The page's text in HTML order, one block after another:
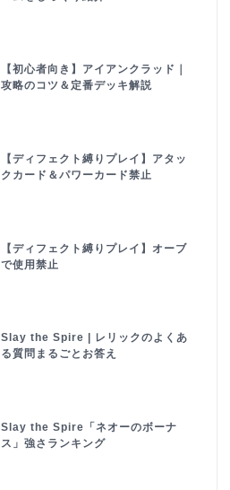
【初心者向き】アイアンクラッド｜
攻略のコツ＆定番デッキ解説
【ディフェクト縛りプレイ】アタッ
クカード＆パワーカード禁止
【ディフェクト縛りプレイ】オーブ
で使用禁止
Slay the Spire | レリックのよくあ
る質問まるごとお答え
Slay the Spire「ネオーのボーナ
ス」強さランキング